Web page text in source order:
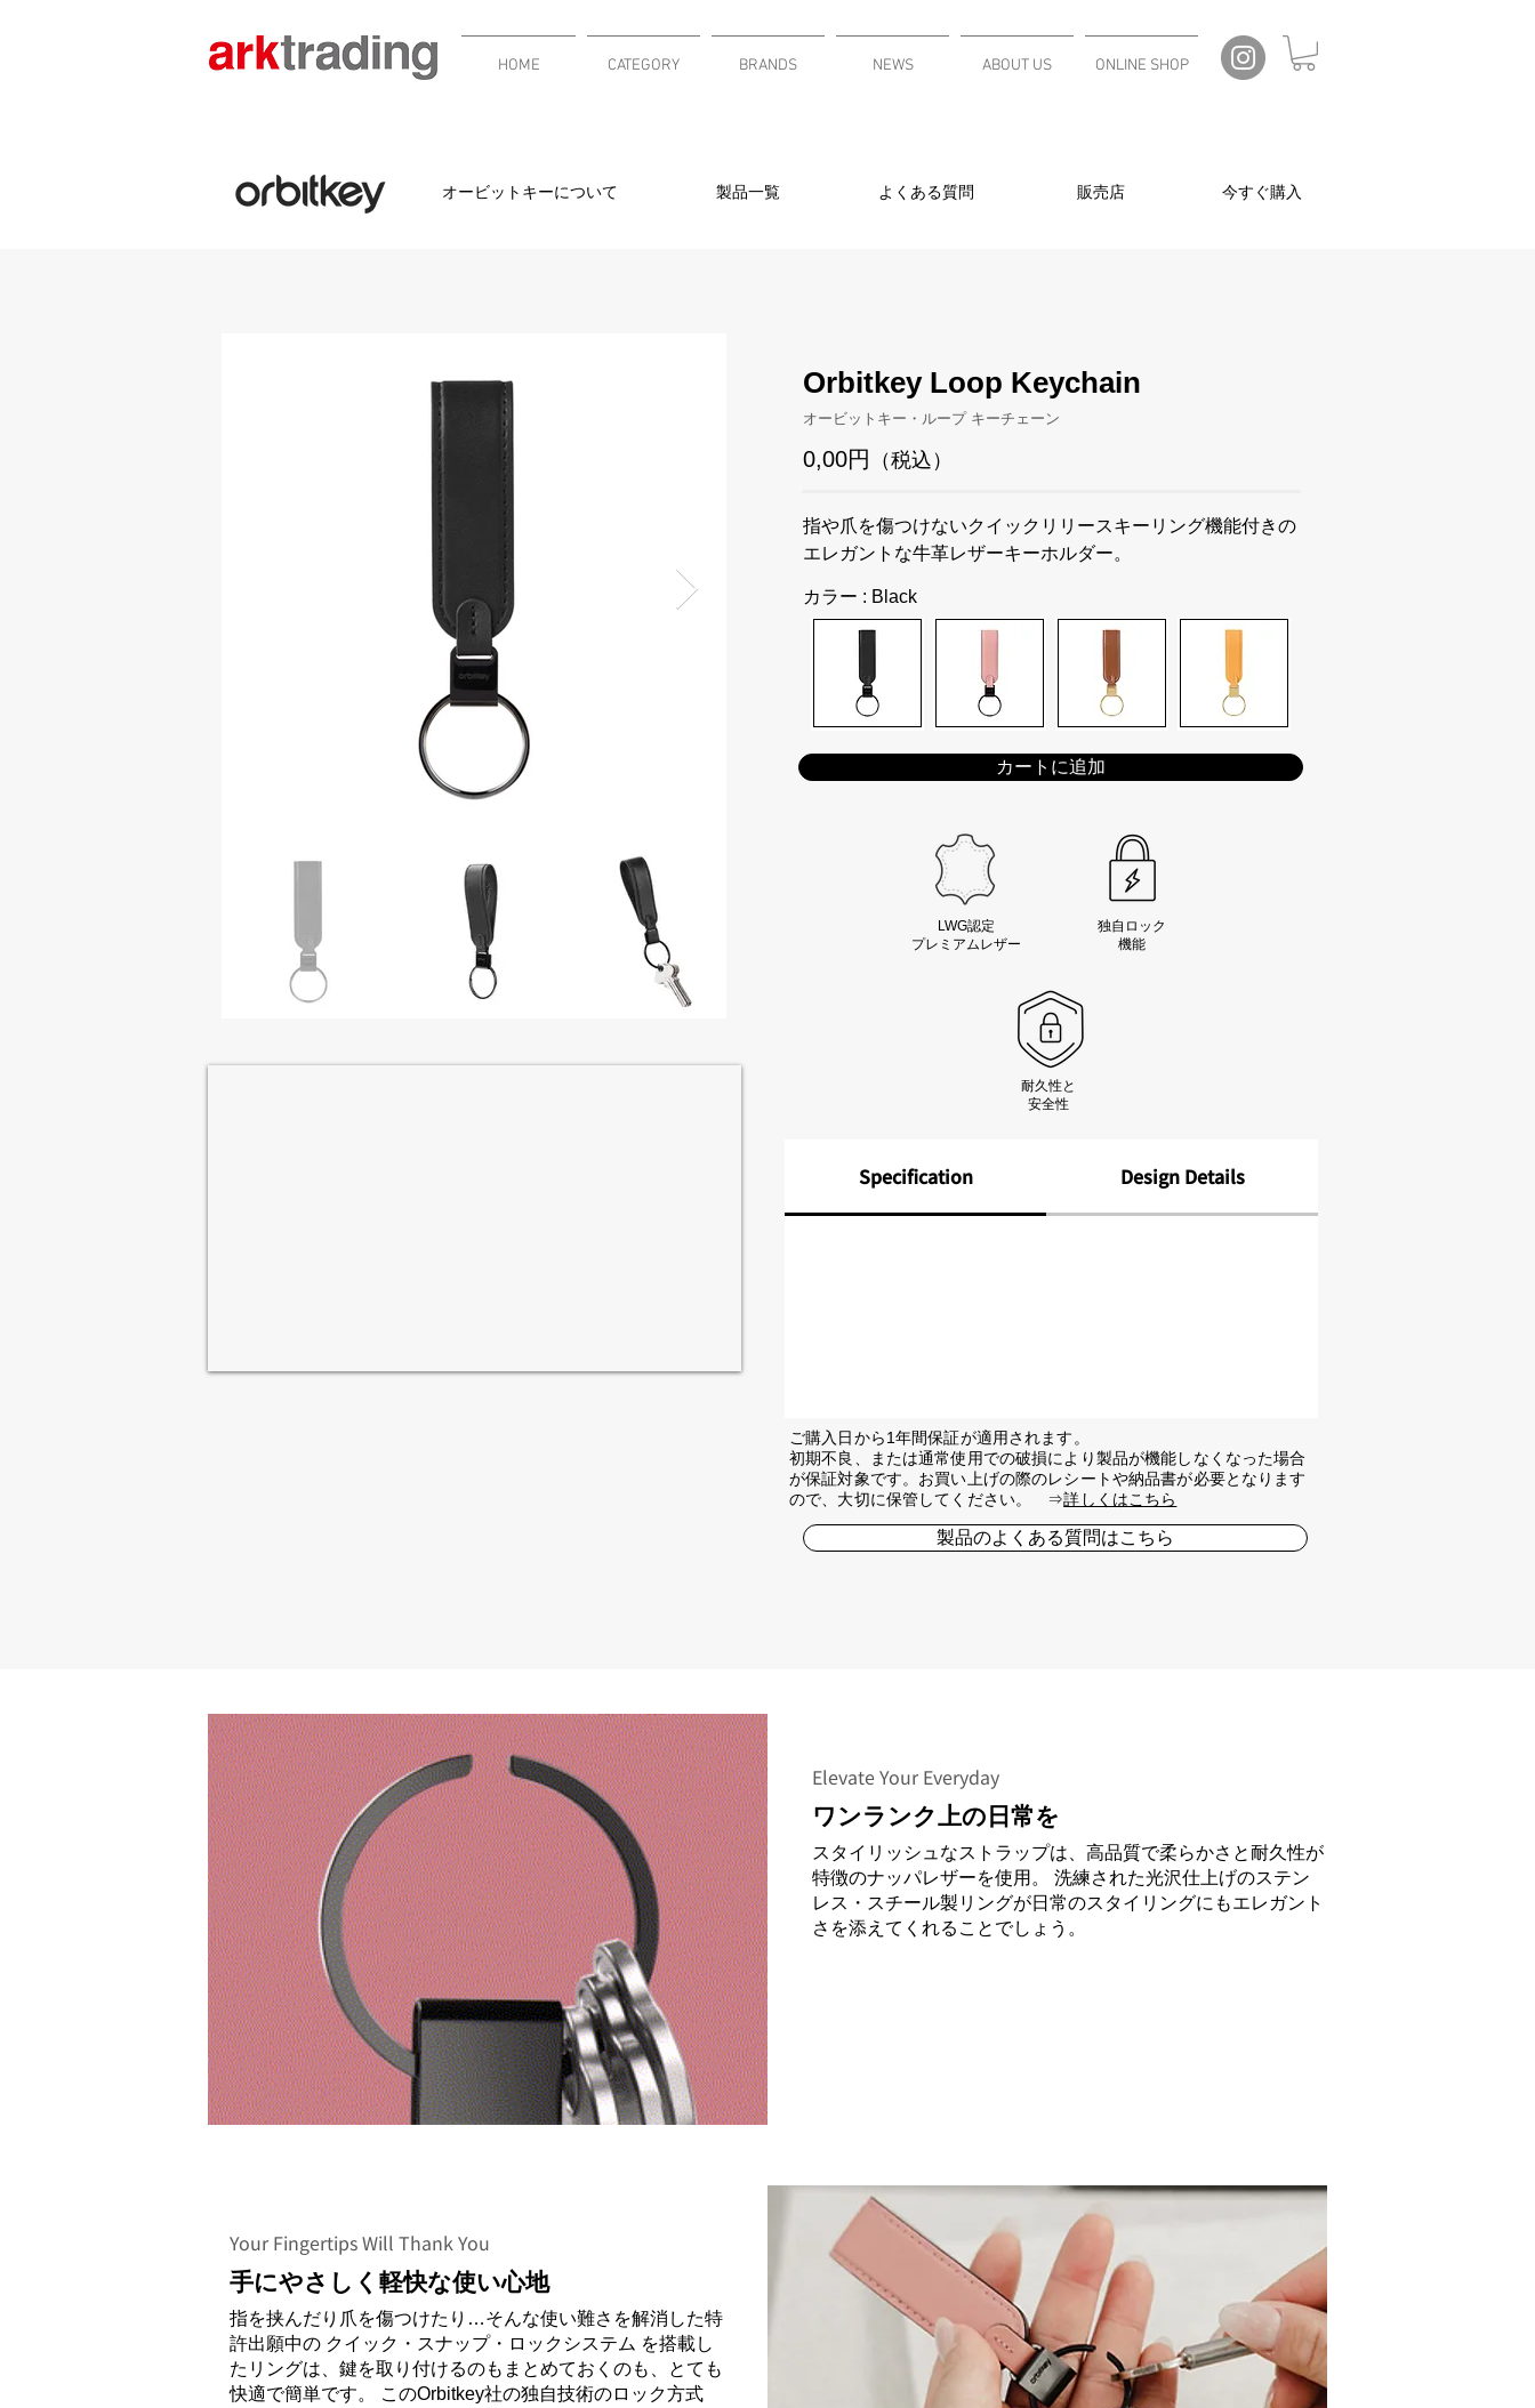
HOME CATEGORY BRANDS NEWS ABOUT US ONLINE SHOP
オービットキーについて 製品一覧 よくある質問 販売店 今すぐ購入
Orbitkey Loop Keychain
オービットキー・ループ キーチェーン
0,00円 （税込）
指や爪を傷つけないクイックリリースキーリング機能付きの
エレガントな牛革レザーキーホルダー。
カラー : Black
カートに追加
LWG認定
プレミアムレザー
独自ロック
機能
耐久性と
安全性
Specification Design Details
ご購入日から1年間保証が適用されます。
初期不良、または通常使用での破損により製品が機能しなくなった場合
が保証対象です。お買い上げの際のレシートや納品書が必要となります
ので、大切に保管してください。 ⇒詳しくはこちら
製品のよくある質問はこちら
Elevate Your Everyday
ワンランク上の日常を
スタイリッシュなストラップは、高品質で柔らかさと耐久性が
特徴のナッパレザーを使用。 洗練された光沢仕上げのステン
レス・スチール製リングが日常のスタイリングにもエレガント
さを添えてくれることでしょう。
Your Fingertips Will Thank You
手にやさしく軽快な使い心地
指を挟んだり爪を傷つけたり…そんな使い難さを解消した特
許出願中の クイック・スナップ・ロックシステム を搭載し
たリングは、鍵を取り付けるのもまとめておくのも、とても
快適で簡単です。 このOrbitkey社の独自技術のロック方式